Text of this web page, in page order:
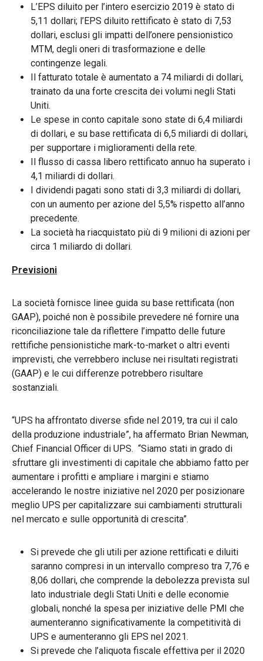
L’EPS diluito per l’intero esercizio 2019 è stato di
5,11 dollari; l’EPS diluito rettificato è stato di 7,53
dollari, esclusi gli impatti dell’onere pensionistico
MTM, degli oneri di trasformazione e delle
contingenze legali.
Il fatturato totale è aumentato a 74 miliardi di dollari,
trainato da una forte crescita dei volumi negli Stati
Uniti.
Le spese in conto capitale sono state di 6,4 miliardi
di dollari, e su base rettificata di 6,5 miliardi di dollari,
per supportare i miglioramenti della rete.
Il flusso di cassa libero rettificato annuo ha superato i
4,1 miliardi di dollari.
I dividendi pagati sono stati di 3,3 miliardi di dollari,
con un aumento per azione del 5,5% rispetto all’anno
precedente.
La società ha riacquistato più di 9 milioni di azioni per
circa 1 miliardo di dollari.
Previsioni
La società fornisce linee guida su base rettificata (non
GAAP), poiché non è possibile prevedere né fornire una
riconciliazione tale da riflettere l’impatto delle future
rettifiche pensionistiche mark-to-market o altri eventi
imprevisti, che verrebbero incluse nei risultati registrati
(GAAP) e le cui differenze potrebbero risultare
sostanziali.
“UPS ha affrontato diverse sfide nel 2019, tra cui il calo
della produzione industriale”, ha affermato Brian Newman,
Chief Financial Officer di UPS. “Siamo stati in grado di
sfruttare gli investimenti di capitale che abbiamo fatto per
aumentare i profitti e ampliare i margini e stiamo
accelerando le nostre iniziative nel 2020 per posizionare
meglio UPS per capitalizzare sui cambiamenti strutturali
nel mercato e sulle opportunità di crescita”.
Si prevede che gli utili per azione rettificati e diluiti
saranno compresi in un intervallo compreso tra 7,76 e
8,06 dollari, che comprende la debolezza prevista sul
lato industriale degli Stati Uniti e delle economie
globali, nonché la spesa per iniziative delle PMI che
aumenteranno significativamente la competitività di
UPS e aumenteranno gli EPS nel 2021.
Si prevede che l’aliquota fiscale effettiva per il 2020